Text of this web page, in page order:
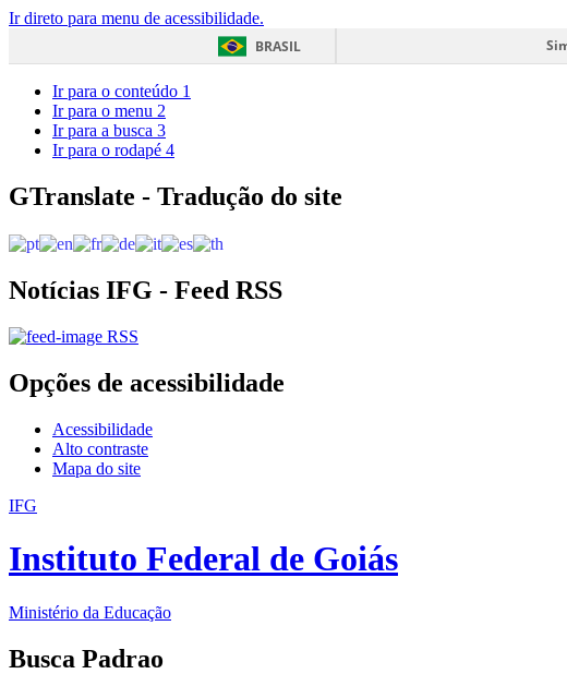
Ir direto para menu de acessibilidade.
BRASIL
Ir para o conteúdo 1
Ir para o menu 2
Ir para a busca 3
Ir para o rodapé 4
GTranslate - Tradução do site
Notícias IFG - Feed RSS
RSS
Opções de acessibilidade
Acessibilidade
Alto contraste
Mapa do site
IFG
Instituto Federal de Goiás
Ministério da Educação
Busca Padrao